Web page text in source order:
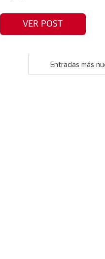
VER POST
Entradas más